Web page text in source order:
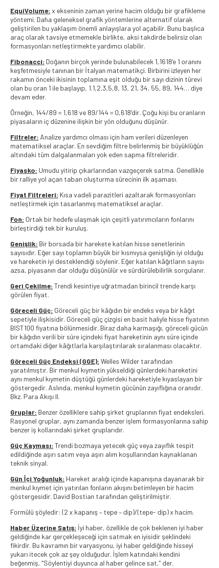
EquiVolume: x ekseninin zaman yerine hacim olduğu bir grafikleme
yöntemi. Daha geleneksel grafik yöntemlerine alternatif olarak
geliştirilen bu yaklaşım önemli anlayışlara yol açabilir. Bunu başlıca
araç olarak tavsiye etmemekle birlikte, aksi takdirde belirsiz olan
formasyonları netleştirmekte yardımcı olabilir.
Fibonacci: Doğanın birçok yerinde bulunabilecek 1,1618’e 1 oranını
keşfetmesiyle tanınan bir İtalyan matematikçi. Birbirini izleyen her
rakamın önceki ikisinin toplamına eşit olduğu bir sayı dizinin türevi
olan bu oran 1 ile başlayıp, 1.1,2,3,5,8, 13, 21, 34, 55, 89, 144… diye
devam eder.
Örneğin, 144/89 = 1,618 ve 89/144 = 0,618’dir. Çoğu kişi bu oranların
piyasaların iç düzenine ilişkin bir yön olduğunu düşünür.
Filtreler: Analize yardımcı olması için ham verileri düzenleyen
matematiksel araçlar. En sevdiğim filtre belirlenmiş bir büyüklüğün
altındaki tüm dalgalanmaları yok eden sapma filtreleridir.
Fiyasko: Umudu yitirip çıkarlarından vazgeçerek satma. Genellikle
bir ralliye yol açan taban oluşturma sürecinin ilk aşaması.
Fiyat Filtreleri: Kısa vadeli parazitleri azaltarak formasyonları
netleştirmek için tasarlanmış matematiksel araçlar.
Fon: Ortak bir hedefe ulaşmak için çeşitli yatırımcıların fonlarını
birleştirdiği tek bir kuruluş.
Genişlik: Bir borsada bir harekete katılan hisse senetlerinin
sayısıdır. Eğer sayı toplamın büyük bir kısmıysa genişliğin iyi olduğu
ve hareketin iyi desteklendiği söylenir. Eğer katılan kâğıtların sayısı
azsa, piyasanın dar olduğu düşünülür ve sürdürülebilirlik sorgulanır.
Geri Çekilme: Trendi kesintiye uğratmadan birincil trende karşı
görülen fiyat.
Göreceli Güç: Göreceli güç bir kâğıdın bir endeks veya bir kâğıt
sepetiyle ilişkisidir. Göreceli güç çizgisi en basit haliyle hisse fiyatının
BIST100 fiyatına bölünmesidir. Biraz daha karmaşığı, göreceli gücün
bir kâğıdın verili bir süre içindeki fiyat hareketinin aynı süre içinde
ortamdaki diğer kâğıtlarla karşılaştırılarak sıralanması olacaktır.
Göreceli Güç Endeksi (GGE): Welles Wilder tarafından
yaratılmıştır. Bir menkul kıymetin yükseldiği günlerdeki hareketini
aynı menkul kıymetin düştüğü günlerdeki hareketiyle kıyaslayan bir
göstergedir. Aslında, menkul kıymetin gücünün zayıflığına oranıdır.
Bkz. Para Akışı II.
Gruplar: Benzer özelliklere sahip şirket gruplarının fiyat endeksleri.
Rasyonel gruplar, aynı zamanda benzer işlem formasyonlarına sahip
benzer iş kollarındaki şirket gruplarıdır.
Güç Kayması: Trendi bozmaya yetecek güç veya zayıflık tespit
edildiğinde aşırı satım veya aşırı alım koşullarından kaynaklanan
teknik sinyal.
Gün İçi Yoğunluk: Hareket aralığı içinde kapanışına dayanarak bir
menkul kıymet için yatırılan fonların akışını betimleyen bir hacim
göstergesidir. David Bostian tarafından geliştirilmiştir.
Formülü şöyledir: (2 x kapanış – tepe – dip)/(tepe- dip) x hacim.
Haber Üzerine Satış: İyi haber, özellikle de çok beklenen iyi haber
geldiğinde kar gerçekleşeceği için satmak en iyisidir şeklindeki
fikirdir. Bu kavramın bir varyasyonu, iyi haber geldiğinde hisseyi
yukarı itecek çok az şey olduğudur. İşlem katındaki kendini
beğenmiş, “Söylentiyi duyunca al haber gelince sat,” der.